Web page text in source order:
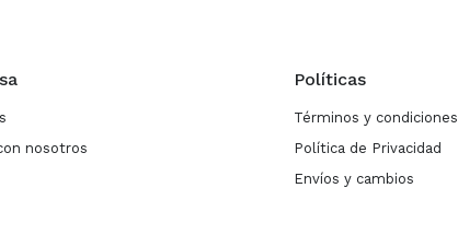
nosotros
Políticas
Términos y condiciones
Política de Privacidad
Envíos y cambios